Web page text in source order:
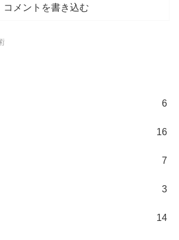
コメントを書き込む
6
16
7
3
14